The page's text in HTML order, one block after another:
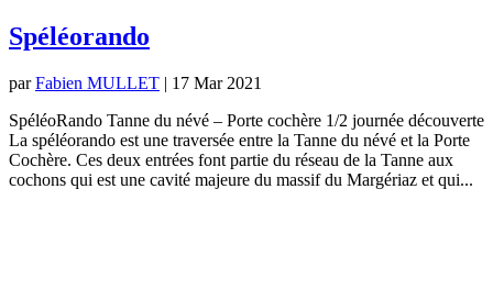
Spéléorando
parFabien MULLET | 17 Mar 2021
SpéléoRando Tanne du névé – Porte cochère 1/2 journée découverte
La spéléorando est une traversée entre la Tanne du névé et la Porte
Cochère. Ces deux entrées font partie du réseau de la Tanne aux
cochons qui est une cavité majeure du massif du Margériaz et qui...